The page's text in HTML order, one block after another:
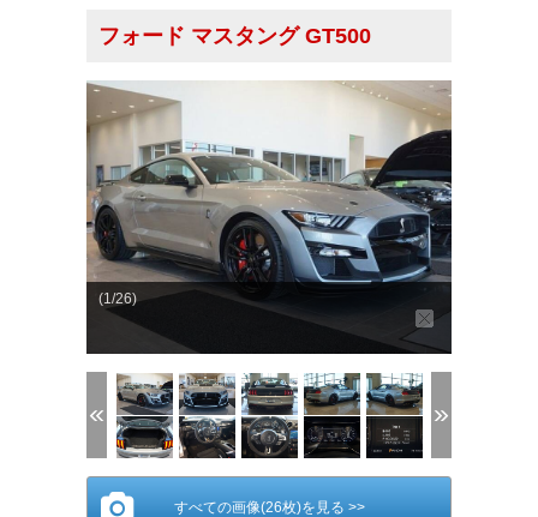
フォード マスタング GT500
(1/26)
すべての画像(26枚)を見る >>